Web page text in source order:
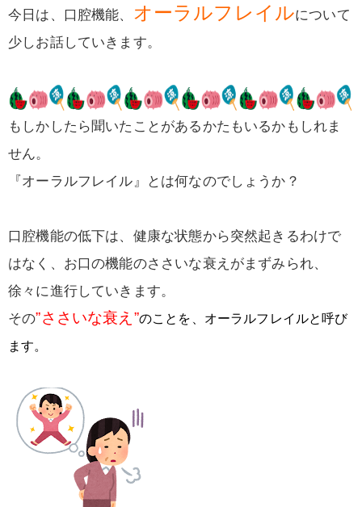
今日は、口腔機能、 オーラルフレイルについて
少しお話していきます。
もしかしたら聞いたことがあるかたもいるかもしれま
せん。
『オーラルフレイル』とは何なのでしょうか？
口腔機能の低下は、健康な状態から突然起きるわけで
はなく、お口の機能のささいな衰えがまずみられ、
徐々に進行していきます。
その”ささいな衰え”のことを、オーラルフレイルと呼び
ます。